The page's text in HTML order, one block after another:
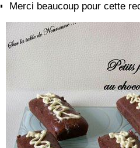
Merci beaucoup pour cette